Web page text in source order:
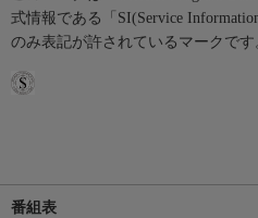
式情報である「SI(Service
のみ表記が許されているマークです
番組表